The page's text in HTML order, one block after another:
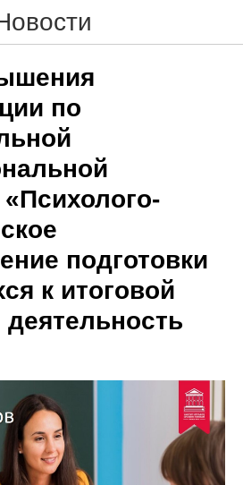
по
подготовки
к итоговой
деятельность